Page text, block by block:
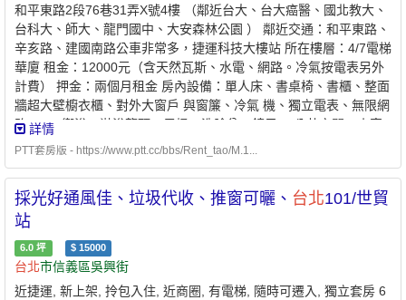
和平東路2段76巷31弄X號4樓 （鄰近台大、台大癌醫、國北教大、
台科大、師大、龍門國中、大安森林公園 ） 鄰近交通：和平東路、
辛亥路、建國南路公車非常多，捷運科技大樓站 所在樓層：4/7電梯
華廈 租金：12000元（含天然瓦斯、水電、網路。冷氣按電表另外
計費） 押金：兩個月租金 房內設備：單人床、書桌椅、書櫃、整面
牆超大壁櫥衣櫃、對外大窗戶 與窗簾、冷氣 機、獨立電表、無限網
路wifi。 衛浴：淋浴龍頭、馬桶、洗臉盆、鏡子。 公共空間：小客
廳、茶水間(無炊)、曬衣後陽台、前陽台、洗物台 公共設施：冰
隔間材質：水泥磚牆，對外大窗戶，獨立安靜。（附照片） 電 梯：
磁卡管制。 能否接受寵物：否 參考圖片：
https://drive.google.com/drive/u/1/folders/
wah 備註：格局方正，房間獨立，不受干擾、適合女學生、上班族
居住。不可炊煮、不吸菸、 無寵物。文教區純住宅，環境單純、安
靜，巷道寬大，停車方便。每月一次掃地阿姨打掃 房外公共空間。
詳情
PTT套房版 - https://www.ptt.cc/bbs/Rent_tao/M.1...
採光好通風佳、垃圾代收、推窗可曬、 台北101/世貿
站
6.0 坪 $ 15000
台北市信義區吳興街
近捷運, 新上架, 拎包入住, 近商圈, 有電梯, 隨時可遷入, 獨立套房 6